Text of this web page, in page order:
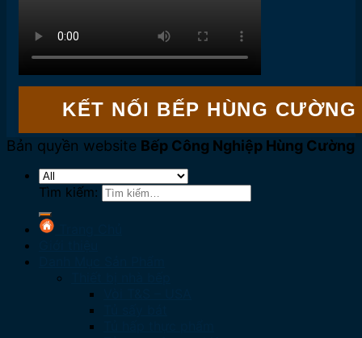
KẾT NỐI BẾP HÙNG CƯỜNG
Bản quyền website Bếp Công Nghiệp Hùng Cường
Tìm kiếm: